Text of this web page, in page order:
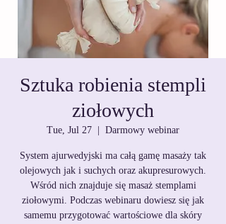
Sztuka robienia stempli
ziołowych
Tue, Jul 27 Darmowy webinar
System ajurwedyjski ma całą gamę masaży tak
olejowych jak i suchych oraz akupresurowych.
Wśród nich znajduje się masaż stemplami
ziołowymi. Podczas webinaru dowiesz się jak
samemu przygotować wartościowe dla skóry